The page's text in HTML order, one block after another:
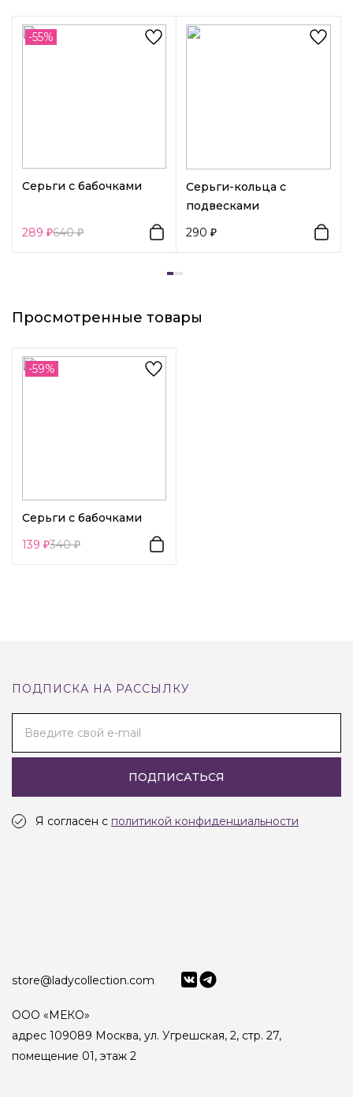
Декоративный элемент 1:Животные
Вид замка 1:
-55%
Серьги с бабочками
289 640
Серьги-кольца с
подвесками
290
Просмотренные товары
-59%
Серьги с бабочками
139
340
ПОДПИСКА НА РАССЫЛКУ
Введите свой e-mail
ПОДПИСАТЬСЯ
Я согласен с политикой конфиденциальности
store@ladycollection.com
ООО «МЕКО»
адрес 109089 Москва, ул. Угрешская, 2, стр. 27,
помещение 01, этаж 2